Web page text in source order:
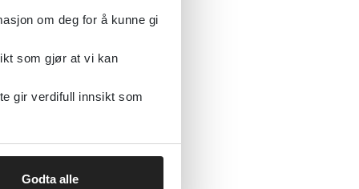
om deg for å kunne gi
som gjør at vi kan
gir verdifull innsikt som
Godta alle